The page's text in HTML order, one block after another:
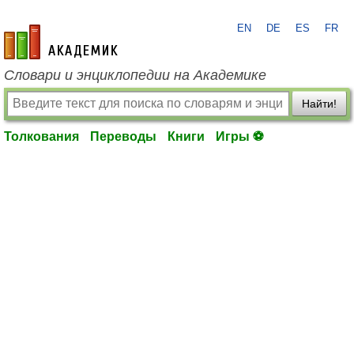
academic.ru
EN DE ES FR
Словари и энциклопедии на Академике
Найти!
Толкования Переводы Книги Игры ⚽